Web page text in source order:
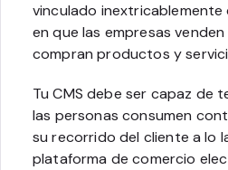
vinculado inextricablemente
en que las empresas
compran productos y
Tu CMS debe ser capaz de
las personas consumen
su recorrido del cliente a lo
plataforma de comercio